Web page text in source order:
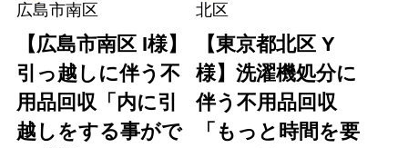
広島市南区
【広島市南区 I様】
引っ越しに伴う不
用品回収「内に引
越しをする事がで
北区
【東京都北区 Y
様】洗濯機処分に
伴う不用品回収
「もっと時間を要